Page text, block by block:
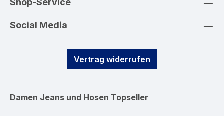
Shop-Service
Social Media
Vertrag widerrufen
Damen Jeans und Hosen Topseller